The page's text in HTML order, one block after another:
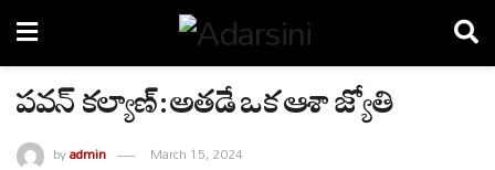
పవన్ కల్యాణ్: అతడే ఒక ఆశా జ్యోతి
byadmin March 15, 2024